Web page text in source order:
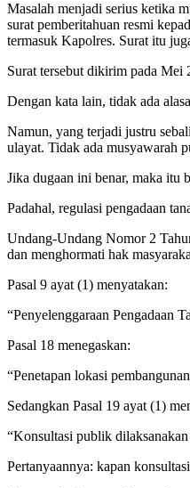
Masalah menjadi serius ketika
surat pemberitahuan resmi
termasuk Kapolres. Surat itu
Surat tersebut dikirim pada Mei
Dengan kata lain, tidak ada
Namun, yang terjadi justru
ulayat. Tidak ada musyawarah
Jika dugaan ini benar, maka itu
Padahal, regulasi pengadaan
Undang-Undang Nomor 2
dan menghormati hak
Pasal 9 ayat (1) menyatakan:
“Penyelenggaraan Pengadaan
Pasal 18 menegaskan:
“Penetapan lokasi
Sedangkan Pasal 19 ayat (1)
“Konsultasi publik
Pertanyaannya: kapan